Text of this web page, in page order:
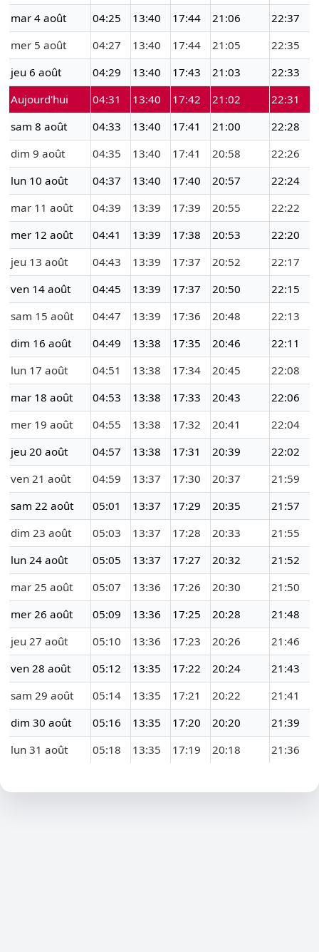
mar 4 août 04:25 13:40 17:44 21:06
22:37
mer 5 août
04:27 13:40 17:44 21:05
22:35
jeu 6 août
04:29 13:40 17:43 21:03
22:33
Aujourd'hui
04:31 13:40 17:42 21:02
22:31
sam 8 août
04:33 13:40 17:41 21:00
22:28
dim 9 août
04:35 13:40 17:41 20:58
22:26
lun 10 août
04:37 13:40 17:40 20:57
22:24
mar 11 août
04:39 13:39 17:39 20:55
22:22
mer 12 août
04:41 13:39 17:38 20:53
22:20
jeu 13 août
04:43 13:39 17:37 20:52
22:17
ven 14 août
04:45 13:39 17:37 20:50
22:15
sam 15 août
04:47 13:39 17:36 20:48
22:13
dim 16 août
04:49 13:38 17:35 20:46
22:11
lun 17 août
04:51 13:38 17:34 20:45
22:08
mar 18 août
04:53 13:38 17:33 20:43
22:06
mer 19 août
04:55 13:38 17:32 20:41
22:04
jeu 20 août
04:57 13:38 17:31 20:39
22:02
ven 21 août
04:59 13:37 17:30 20:37
21:59
sam 22 août
05:01 13:37 17:29 20:35
21:57
dim 23 août
05:03 13:37 17:28 20:33
21:55
lun 24 août
05:05 13:37 17:27 20:32
21:52
mar 25 août
05:07 13:36 17:26 20:30
21:50
mer 26 août
05:09 13:36 17:25 20:28
21:48
jeu 27 août
05:10 13:36 17:23 20:26
21:46
ven 28 août
05:12 13:35 17:22 20:24
21:43
sam 29 août
05:14 13:35 17:21 20:22
21:41
dim 30 août
05:16 13:35 17:20 20:20
21:39
lun 31 août
05:18 13:35 17:19 20:18 21:36